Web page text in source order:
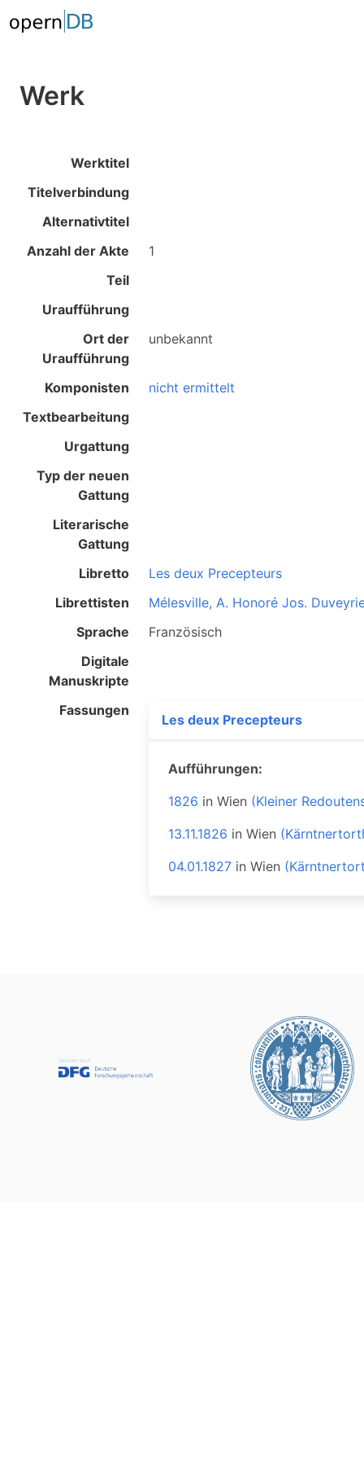
Werk
Werktitel
Titelverbindung
Alternativtitel
Anzahl der Akte
1
Teil
Uraufführung
Ort der
Uraufführung
unbekannt
Komponisten
nicht ermittelt
Textbearbeitung
Urgattung
Typ der neuen
Gattung
Literarische
Gattung
Libretto
Les deux Precepteurs
Librettisten
Mélesville, A. Honoré Jos.
Sprache
Französisch
Digitale
Manuskripte
Fassungen
Les deux Precepteurs
Aufführungen:
1826 inWien (Kleiner
13.11.1826 inWien
04.01.1827 inWien